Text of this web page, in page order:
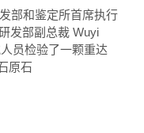
部和鉴定所首席执行
发部副总裁 Wuyi
员检验了一颗重达
原石